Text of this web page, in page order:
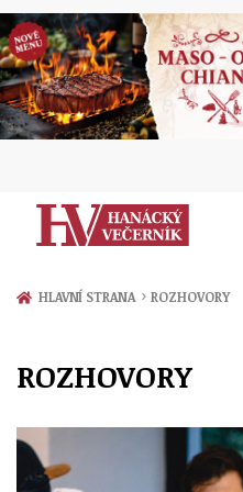
Zprávy
Přerov
Politika
Ekonomika
Kultura
Společnost
Ženy
Sport
HLAVNÍ STRANA › ROZHOVORY
ROZHOVORY